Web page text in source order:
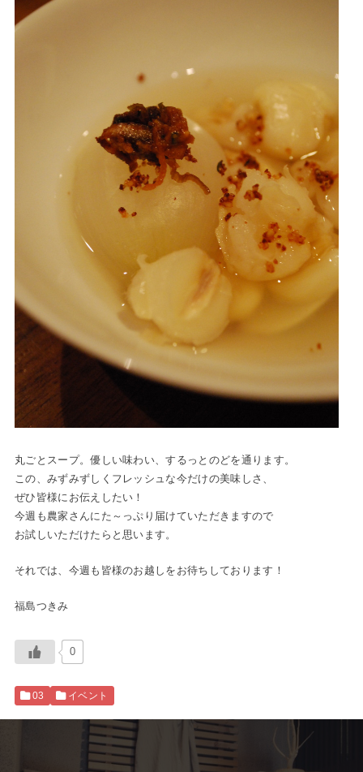
丸ごとスープ。優しい味わい、するっとのどを通ります。
この、みずみずしくフレッシュな今だけの美味しさ、
ぜひ皆様にお伝えしたい！
今週も農家さんにた～っぷり届けていただきますので
お試しいただけたらと思います。
それでは、今週も皆様のお越しをお待ちしております！
福島つきみ
0
03 イベント